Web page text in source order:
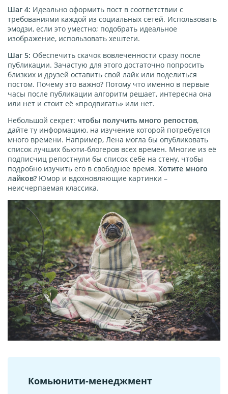
Шаг 4: Идеально оформить пост в соответствии с
требованиями каждой из социальных сетей. Использовать
эмодзи, если это уместно; подобрать идеальное
изображение, использовать хештеги.
Шаг 5: Обеспечить скачок вовлеченности сразу после
публикации. Зачастую для этого достаточно попросить
близких и друзей оставить свой лайк или поделиться
постом. Почему это важно? Потому что именно в первые
часы после публикации алгоритм решает, интересна она
или нет и стоит её «продвигать» или нет.
Небольшой секрет: чтобы получить много репостов,
дайте ту информацию, на изучение которой потребуется
много времени. Например, Лена могла бы опубликовать
список лучших бьюти-блогеров всех времен. Многие из её
подписчиц репостнули бы список себе на стену, чтобы
подробно изучить его в свободное время. Хотите много
лайков? Юмор и вдохновляющие картинки –
неисчерпаемая классика.
Комьюнити-менеджмент